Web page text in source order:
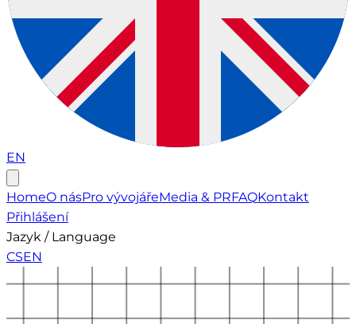
EN
HomeO násPro vývojářeMedia & PRFAQKontakt
Přihlášení
Jazyk / Language
CSEN